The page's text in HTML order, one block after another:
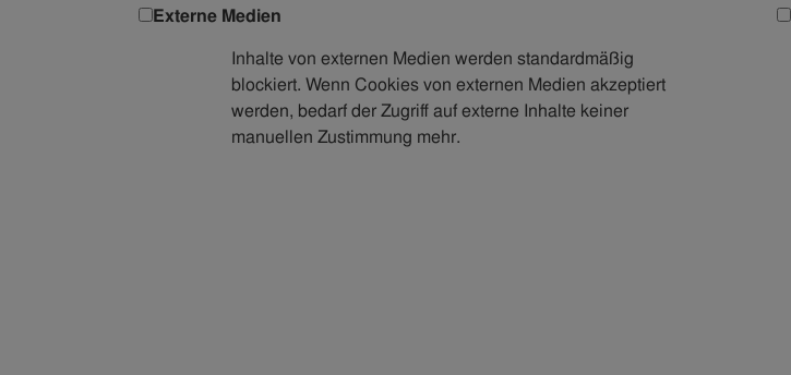
Externe Medien
Inhalte von externen Medien werden standardmäßig
blockiert. Wenn Cookies von externen Medien akzeptiert
werden, bedarf der Zugriff auf externe Inhalte keiner
manuellen Zustimmung mehr.